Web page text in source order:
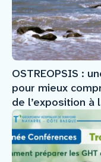
OSTREOPSIS :
pour mieux
de l’exposition à